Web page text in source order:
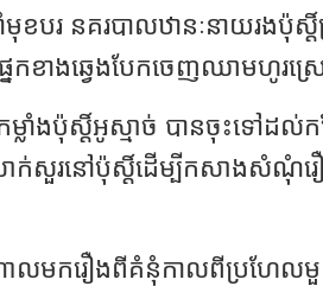
បរ​ នគរបាល​ឋានៈ​នាយ​រង​ប៉ុស្តិ៍​ច្រ
ែក​ខាងឆ្វេង​បែកចេញ​ឈាម​ហូរ​ស្
លាំង​ប៉ុស្តិ៍​អូ​ស្មាច់​ បាន​ចុះ​ទៅ​ដល់​
សួរ​នៅ​ប៉ុស្តិ៍​ដើម្បី​កសាង​សំណុំរឿង​
ល​មក​រឿង​ពី​គំនុំ​កាលពី​ប្រហែល​